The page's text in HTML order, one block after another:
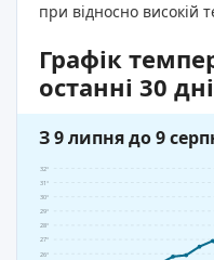
при відносно високій
Графік
останні 30
З 9 липня до 9
26°
27°
28°
29°
30°
31°
32°